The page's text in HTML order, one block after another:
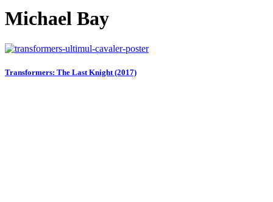
Michael Bay
Transformers: The Last Knight (2017)